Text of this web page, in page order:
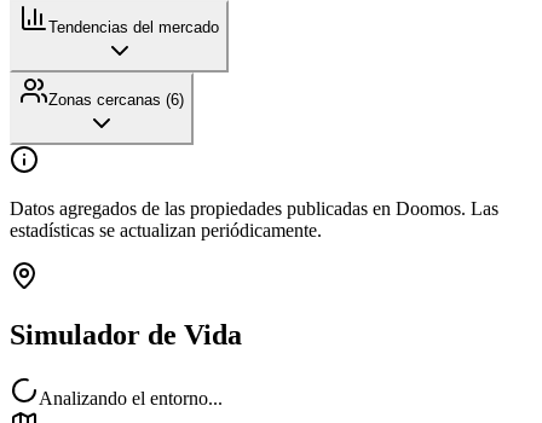
Tendencias del mercado
Zonas cercanas (6)
Datos agregados de las propiedades publicadas en Doomos. Las
estadísticas se actualizan periódicamente.
Simulador de Vida
Analizando el entorno...